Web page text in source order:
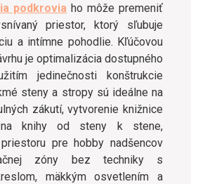
podkrovia ho môže premeniť
priestor, ktorý sľubuje
a intímne pohodlie. Kľúčovou
je optimalizácia dostupného
jedinečnosti konštrukcie
steny a stropy sú ideálne na
zákutí, vytvorenie knižnice
knihy od steny k stene,
pre hobby nadšencov
zóny bez techniky s
mäkkým osvetlením a